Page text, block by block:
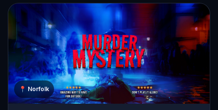
📍 Norfolk